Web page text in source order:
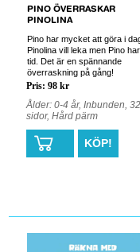
PINO ÖVERRASKAR
PINOLINA
Pino har mycket att göra i
Pinolina vill leka men Pino
tid. Det är en spännande
överraskning på gång!
Pris: 98 kr
Ålder: 0-4 år, Inbunden, 32
sidor, Hård pärm
KÖP!